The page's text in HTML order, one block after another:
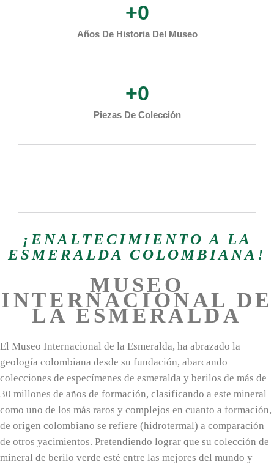
Años De Historia Del Museo
+0
Piezas De Colección
+0
¡ENALTECIMIENTO A LA
ESMERALDA COLOMBIANA!
MUSEO
INTERNACIONAL DE
LA ESMERALDA
El Museo Internacional de la Esmeralda, ha abrazado la
geología colombiana desde su fundación, abarcando
colecciones de especímenes de esmeralda y berilos de más de
30 millones de años de formación, clasificando a este mineral
como uno de los más raros y complejos en cuanto a formación,
de origen colombiano se refiere (hidrotermal) a comparación
de otros yacimientos. Pretendiendo lograr que su colección de
mineral de berilo verde esté entre las mejores del mundo y